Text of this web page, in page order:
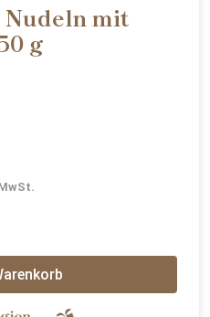
Nudeln mit
g